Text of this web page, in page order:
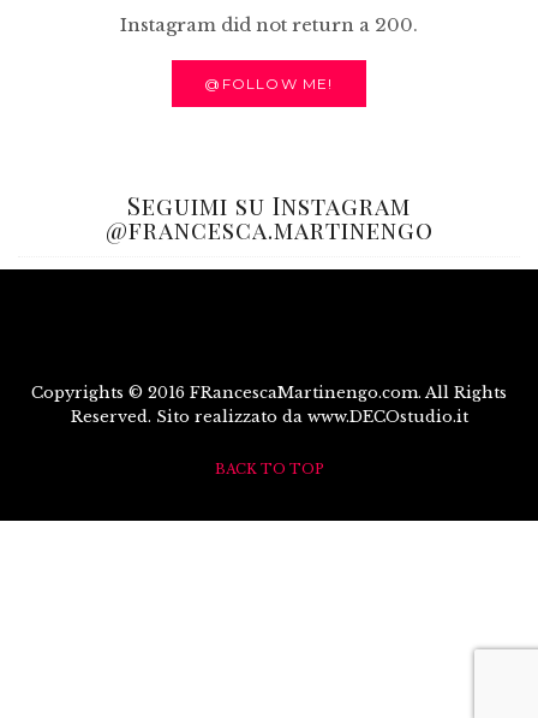
Instagram did not return a 200.
@FOLLOW ME!
Seguimi su Instagram
@francesca.martinengo
Copyrights © 2016 FRancescaMartinengo.com. All Rights
Reserved. Sito realizzato da www.DECOstudio.it
BACK TO TOP